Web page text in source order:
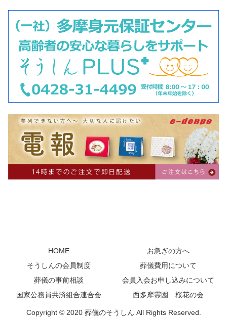
HOME
お急ぎの方へ
そうしんの会員制度
葬儀費用について
葬儀の事前相談
会員入会お申し込みについて
国家公務員共済組合連合会
西多摩霊園 桜花の会
Copyright © 2020 葬儀のそうしん All Rights Reserved.